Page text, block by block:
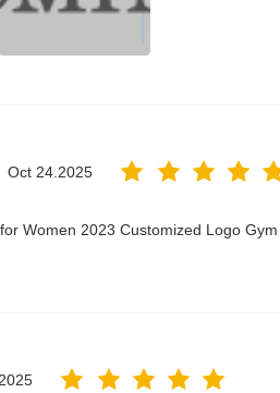
Oct 24.2025
Women 2023 Customized Logo